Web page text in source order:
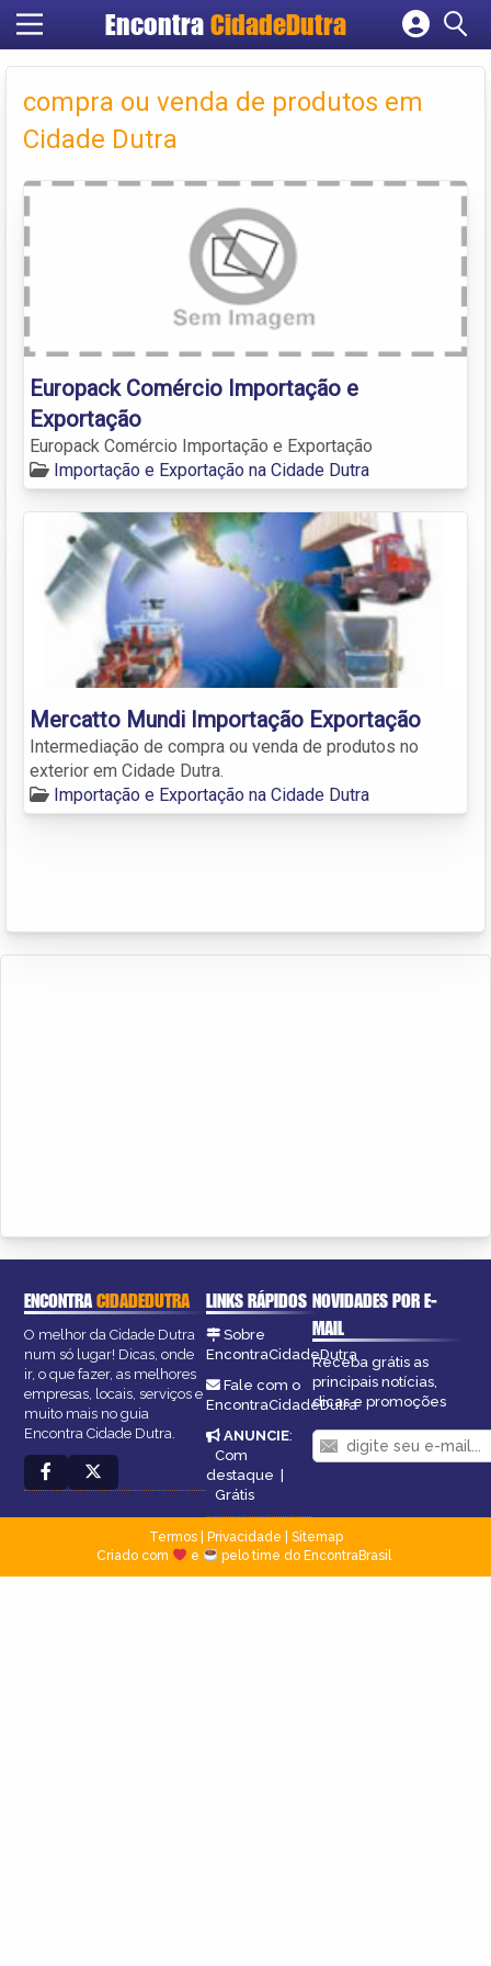
Encontra CidadeDutra
Cadastrar empresa
Criar conta
compra ou venda de produtos em
Cidade Dutra
Europack Comércio Importação e
Exportação
Europack Comércio Importação e Exportação
Importação e Exportação na Cidade Dutra
Mercatto Mundi Importação Exportação
Intermediação de compra ou venda de produtos no
exterior em Cidade Dutra.
Importação e Exportação na Cidade Dutra
ENCONTRACIDADEDUTRA
O melhor da Cidade Dutra
num só lugar! Dicas, onde
ir, o que fazer, as melhores
empresas, locais, serviços e
muito mais no guia
Encontra Cidade Dutra.
LINKS RÁPIDOS
Sobre
EncontraCidadeDutra
Fale com o
EncontraCidadeDutra
ANUNCIE:
Com
destaque |
Grátis
NOVIDADES POR E-
MAIL
Receba grátis as
principais notícias,
dicas e promoções
Termos| Privacidade
Sitemap
Criado com
e pelo time do EncontraBrasil